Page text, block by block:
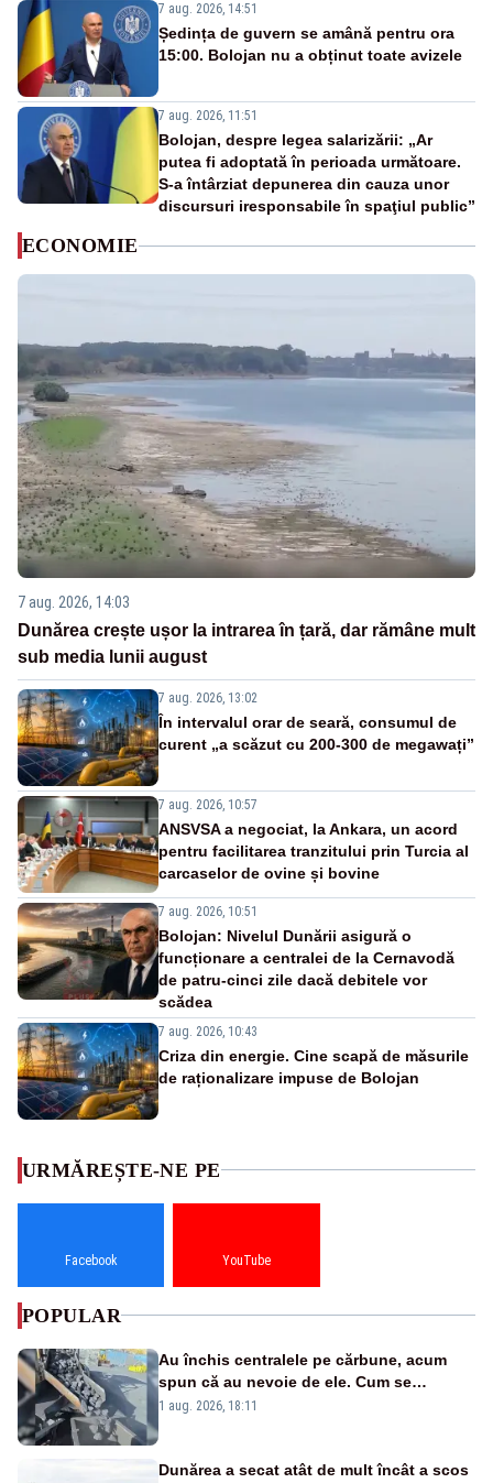
7 aug. 2026, 14:51
Ședința de guvern se amână pentru ora
15:00. Bolojan nu a obținut toate avizele
7 aug. 2026, 11:51
Bolojan, despre legea salarizării: „Ar
putea fi adoptată în perioada următoare.
S-a întârziat depunerea din cauza unor
discursuri iresponsabile în spaţiul public”
ECONOMIE
7 aug. 2026, 14:03
Dunărea crește ușor la intrarea în țară, dar rămâne mult
sub media lunii august
7 aug. 2026, 13:02
În intervalul orar de seară, consumul de
curent „a scăzut cu 200-300 de megawați”
7 aug. 2026, 10:57
ANSVSA a negociat, la Ankara, un acord
pentru facilitarea tranzitului prin Turcia al
carcaselor de ovine și bovine
7 aug. 2026, 10:51
Bolojan: Nivelul Dunării asigură o
funcționare a centralei de la Cernavodă
de patru-cinci zile dacă debitele vor
scădea
7 aug. 2026, 10:43
Criza din energie. Cine scapă de măsurile
de raționalizare impuse de Bolojan
URMĂREȘTE-NE PE
Facebook YouTube
POPULAR
Au închis centralele pe cărbune, acum
spun că au nevoie de ele. Cum se
pasează vina în plină criză energetică
1 aug. 2026, 18:11
Dunărea a secat atât de mult încât a scos